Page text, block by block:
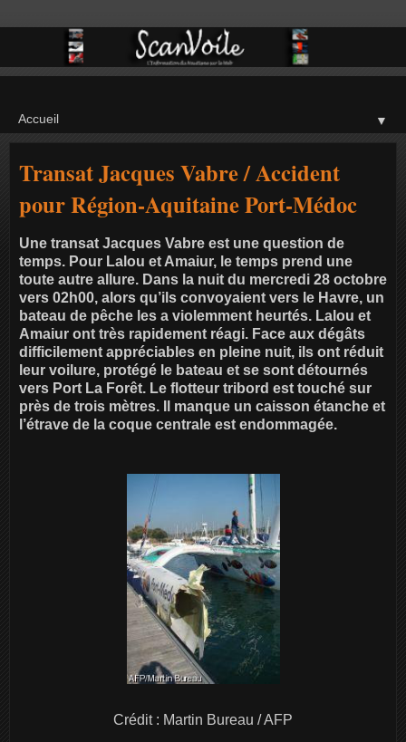
▼
Transat Jacques Vabre / Accident
pour Région-Aquitaine Port-Médoc
Une transat Jacques Vabre est une question de
temps. Pour Lalou et Amaiur, le temps prend une
toute autre allure. Dans la nuit du mercredi 28 octobre
vers 02h00, alors qu’ils convoyaient vers le Havre, un
bateau de pêche les a violemment heurtés. Lalou et
Amaiur ont très rapidement réagi. Face aux dégâts
difficilement appréciables en pleine nuit, ils ont réduit
leur voilure, protégé le bateau et se sont détournés
vers Port La Forêt. Le flotteur tribord est touché sur
près de trois mètres. Il manque un caisson étanche et
l’étrave de la coque centrale est endommagée.
Crédit : Martin Bureau / AFP